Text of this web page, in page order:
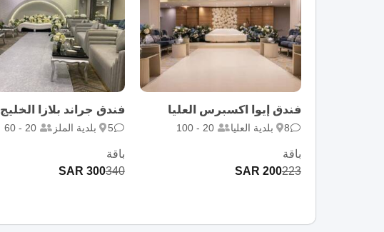
فندق إيوا اكسبرس العليا
8 بلدية العليا 20 - 100
باقة
223
200 SAR
فندق جراند بلازا الخليج
5 بلدية الملز
باقة
340
300 SAR